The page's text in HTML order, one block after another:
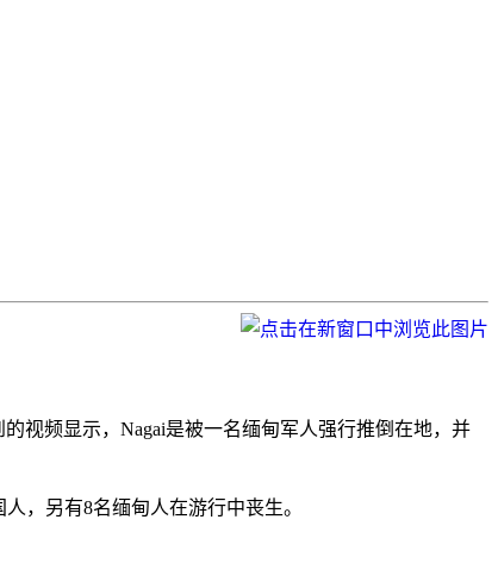
视频显示，Nagai是被一名缅甸军人强行推倒在地，并
，另有8名缅甸人在游行中丧生。